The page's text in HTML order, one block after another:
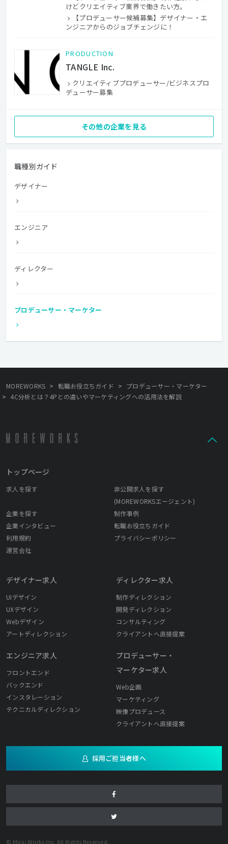
けどクリエイティブ業界で働きたい方。
【プロデューサー候補募集】デザイナー・エ
ンジニアからのジョブチェンジに！
PRODUCTION
TANGLE Inc.
クリエイティブプロデューサー/ビジネスプロ
デューサー募集
その他の企業を見る
職種別ガイド
デザイナー
エンジニア
ディレクター
プロデューサー・マーケター
MOREWORKS > 転職お役立ちガイド > プロデューサー・マーケター
> 4C分析とは？4Pとの違いやマーケティングへの活用法を解説
トップページ
求人を探す
非公開求人を探す
(MOREWORKSエージェント)
企業を探す
制作事例
企業インタビュー
転職お役立ちガイド
利用規約
プライバシーポリシー
運営会社
デザイナー求人
UIデザイン
UXデザイン
Webデザイン
アートディレクション
エンジニア求人
フロントエンド
バックエンド
インスタレーション
テクニカルディレクション
ディレクター求人
制作ディレクション
開発ディレクション
コンサルティング
クライアントへ直接提案
プロデューサー・
マーケター求人
Web企画
マーケティング
映像プロデュース
クライアントへ直接提案
採用ご担当者様へ
© Mirai Works Inc. All Rights Reserved.